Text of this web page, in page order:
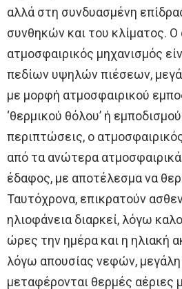
αλλά στη συνδυασμένη
συνθηκών και του κλίματος. Ο
ατμοσφαιρικός μηχανισμός
πεδίων υψηλών πιέσεων,
με μορφή ατμοσφαιρικού
‘θερμικού θόλου’ ή εμποδισμού
περιπτώσεις, ο ατμοσφαιρικός
από τα ανώτερα
έδαφος, με αποτέλεσμα να
Ταυτόχρονα, επικρατούν
ηλιοφάνεια διαρκεί, λόγω
ώρες την ημέρα και η ηλιακή
λόγω απουσίας νεφών,
μεταφέρονται θερμές αέριες